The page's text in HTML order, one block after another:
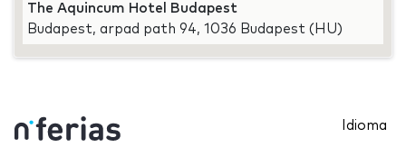
The Aquincum Hotel Budapest
Budapest, arpad path 94, 1036 Budapest (HU)
Idioma